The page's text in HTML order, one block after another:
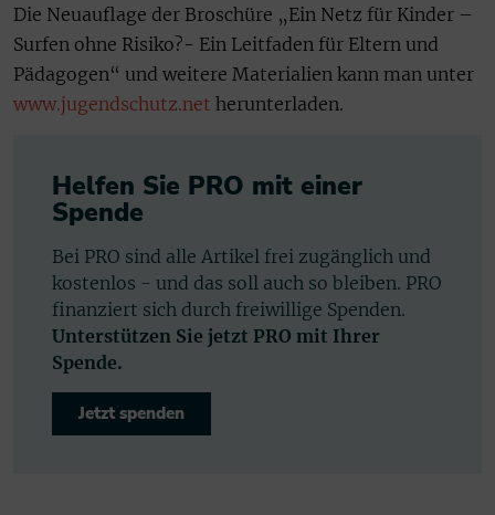
Die Neuauflage der Broschüre „Ein Netz für Kinder –
Surfen ohne Risiko?- Ein Leitfaden für Eltern und
Pädagogen“ und weitere Materialien kann man unter
www.jugendschutz.net herunterladen.
Helfen Sie PRO mit einer
Spende
Bei PRO sind alle Artikel frei zugänglich und
kostenlos - und das soll auch so bleiben. PRO
finanziert sich durch freiwillige Spenden.
Unterstützen Sie jetzt PRO mit Ihrer
Spende.
Jetzt spenden